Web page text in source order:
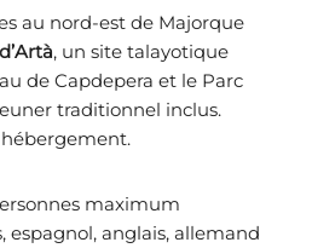
au nord-est de Majorque
, un site talayotique
de Capdepera et le Parc
traditionnel inclus.
maximum
espagnol, anglais, allemand